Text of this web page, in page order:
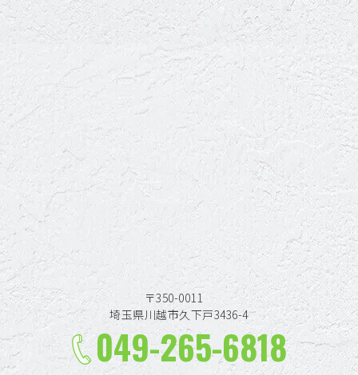
〒350-0011
埼玉県川越市久下戸3436-4
049-265-6818